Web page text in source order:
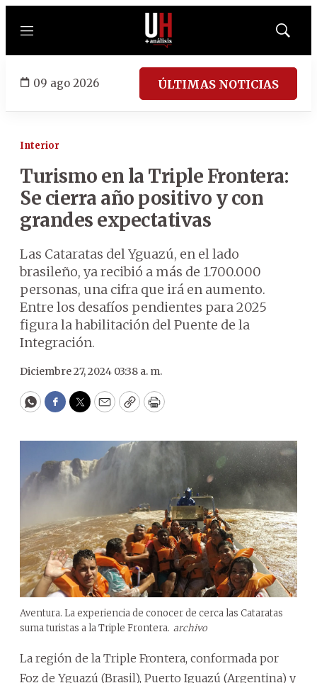
Menú
Mostrar
09 ago 2026 ÚLTIMAS NOTICIAS
Interior
Turismo en la Triple Frontera:
Se cierra año positivo y con
grandes expectativas
Las Cataratas del Yguazú, en el lado
brasileño, ya recibió a más de 1.700.000
personas, una cifra que irá en aumento.
Entre los desafíos pendientes para 2025
figura la habilitación del Puente de la
Integración.
Diciembre 27, 2024 03:38 a. m.
WhatsApp
Facebook
Twitter
EmailCopyPrint
Aventura. La experiencia de conocer de cerca las Cataratas
suma turistas a la Triple Frontera. archivo
La región de la Triple Frontera, conformada por
Foz de Yguazú (Brasil), Puerto Iguazú (Argentina) y